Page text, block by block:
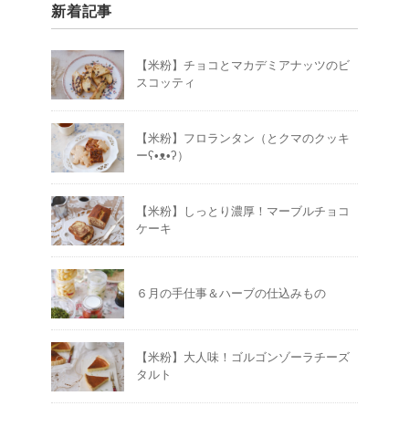
新着記事
【米粉】チョコとマカデミアナッツのビ
スコッティ
【米粉】フロランタン（とクマのクッキ
ーʕ•ᴥ•ʔ）
【米粉】しっとり濃厚！マーブルチョコ
ケーキ
６月の手仕事＆ハーブの仕込みもの
【米粉】大人味！ゴルゴンゾーラチーズ
タルト